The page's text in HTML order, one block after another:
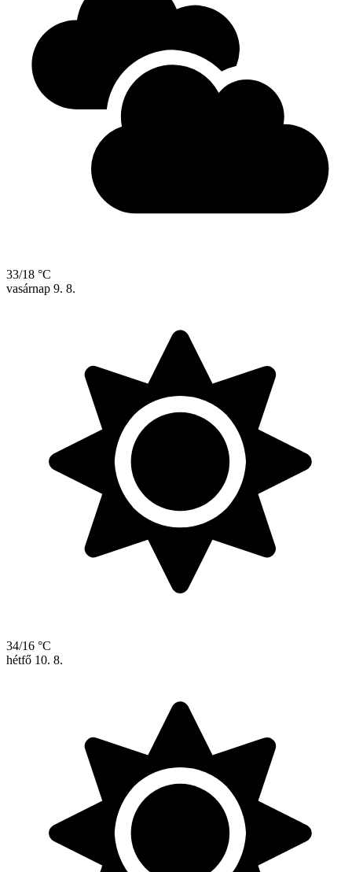
33/18 °C
vasárnap 9. 8.
34/16 °C
hétfő 10. 8.